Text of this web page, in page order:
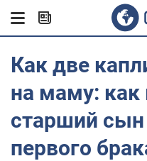
Как две
на маму: как
старший
первого